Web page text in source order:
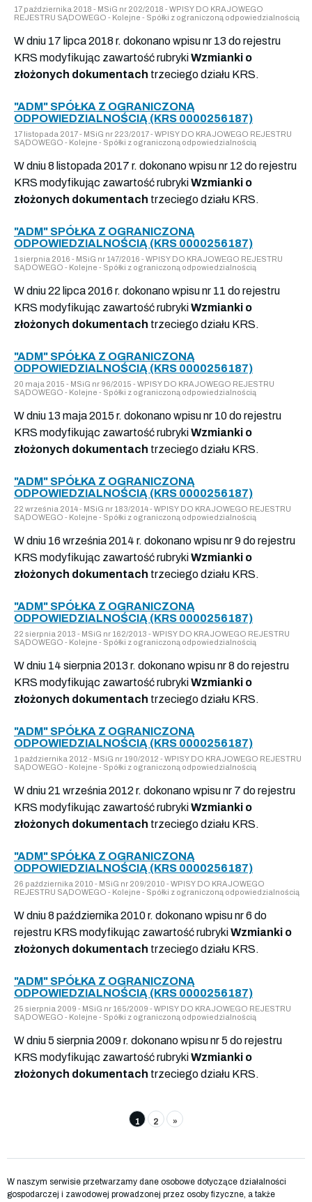
17 października 2018 - MSiG nr 202/2018 - WPISY DO KRAJOWEGO
REJESTRU SĄDOWEGO - Kolejne - Spółki z ograniczoną odpowiedzialnością
W dniu 17 lipca 2018 r. dokonano wpisu nr 13 do rejestru
KRS modyfikując zawartość rubrykiWzmianki o
złożonych dokumentach trzeciego działu KRS.
"ADM" SPÓŁKA Z OGRANICZONĄ
ODPOWIEDZIALNOŚCIĄ (KRS 0000256187)
17 listopada 2017 - MSiG nr 223/2017 - WPISY DO KRAJOWEGO REJESTRU
SĄDOWEGO - Kolejne - Spółki z ograniczoną odpowiedzialnością
W dniu 8 listopada 2017 r. dokonano wpisu nr 12 do rejestru
KRS modyfikując zawartość rubrykiWzmianki o
złożonych dokumentach trzeciego działu KRS.
"ADM" SPÓŁKA Z OGRANICZONĄ
ODPOWIEDZIALNOŚCIĄ (KRS 0000256187)
1 sierpnia 2016 - MSiG nr 147/2016 - WPISY DO KRAJOWEGO REJESTRU
SĄDOWEGO - Kolejne - Spółki z ograniczoną odpowiedzialnością
W dniu 22 lipca 2016 r. dokonano wpisu nr 11 do rejestru
KRS modyfikując zawartość rubrykiWzmianki o
złożonych dokumentach trzeciego działu KRS.
"ADM" SPÓŁKA Z OGRANICZONĄ
ODPOWIEDZIALNOŚCIĄ (KRS 0000256187)
20 maja 2015 - MSiG nr 96/2015 - WPISY DO KRAJOWEGO REJESTRU
SĄDOWEGO - Kolejne - Spółki z ograniczoną odpowiedzialnością
W dniu 13 maja 2015 r. dokonano wpisu nr 10 do rejestru
KRS modyfikując zawartość rubrykiWzmianki o
złożonych dokumentach trzeciego działu KRS.
"ADM" SPÓŁKA Z OGRANICZONĄ
ODPOWIEDZIALNOŚCIĄ (KRS 0000256187)
22 września 2014 - MSiG nr 183/2014 - WPISY DO KRAJOWEGO REJESTRU
SĄDOWEGO - Kolejne - Spółki z ograniczoną odpowiedzialnością
W dniu 16 września 2014 r. dokonano wpisu nr 9 do rejestru
KRS modyfikując zawartość rubrykiWzmianki o
złożonych dokumentach trzeciego działu KRS.
"ADM" SPÓŁKA Z OGRANICZONĄ
ODPOWIEDZIALNOŚCIĄ (KRS 0000256187)
22 sierpnia 2013 - MSiG nr 162/2013 - WPISY DO KRAJOWEGO REJESTRU
SĄDOWEGO - Kolejne - Spółki z ograniczoną odpowiedzialnością
W dniu 14 sierpnia 2013 r. dokonano wpisu nr 8 do rejestru
KRS modyfikując zawartość rubrykiWzmianki o
złożonych dokumentach trzeciego działu KRS.
"ADM" SPÓŁKA Z OGRANICZONĄ
ODPOWIEDZIALNOŚCIĄ (KRS 0000256187)
1 października 2012 - MSiG nr 190/2012 - WPISY DO KRAJOWEGO REJESTRU
SĄDOWEGO - Kolejne - Spółki z ograniczoną odpowiedzialnością
W dniu 21 września 2012 r. dokonano wpisu nr 7 do rejestru
KRS modyfikując zawartość rubrykiWzmianki o
złożonych dokumentach trzeciego działu KRS.
"ADM" SPÓŁKA Z OGRANICZONĄ
ODPOWIEDZIALNOŚCIĄ (KRS 0000256187)
26 października 2010 - MSiG nr 209/2010 - WPISY DO KRAJOWEGO
REJESTRU SĄDOWEGO - Kolejne - Spółki z ograniczoną odpowiedzialnością
W dniu 8 października 2010 r. dokonano wpisu nr 6 do
rejestru KRS modyfikując zawartość rubrykiWzmianki o
złożonych dokumentach trzeciego działu KRS.
"ADM" SPÓŁKA Z OGRANICZONĄ
ODPOWIEDZIALNOŚCIĄ (KRS 0000256187)
25 sierpnia 2009 - MSiG nr 165/2009 - WPISY DO KRAJOWEGO REJESTRU
SĄDOWEGO - Kolejne - Spółki z ograniczoną odpowiedzialnością
W dniu 5 sierpnia 2009 r. dokonano wpisu nr 5 do rejestru
KRS modyfikując zawartość rubrykiWzmianki o
złożonych dokumentach trzeciego działu KRS.
1 2 »
W naszym serwisie przetwarzamy dane osobowe dotyczące działalności
gospodarczej i zawodowej prowadzonej przez osoby fizyczne, a także